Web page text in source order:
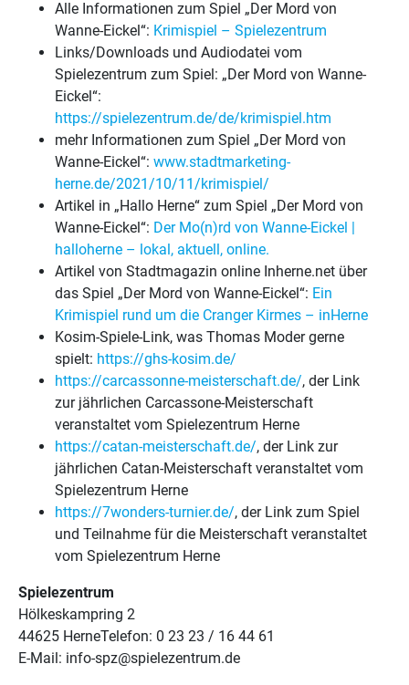
Alle Informationen zum Spiel „Der Mord von
Wanne-Eickel“: Krimispiel – Spielezentrum
Links/Downloads und Audiodatei vom
Spielezentrum zum Spiel: „Der Mord von Wanne-
Eickel“:
https://spielezentrum.de/de/krimispiel.htm
mehr Informationen zum Spiel „Der Mord von
Wanne-Eickel“: www.stadtmarketing-
herne.de/2021/10/11/krimispiel/
Artikel in „Hallo Herne“ zum Spiel „Der Mord von
Wanne-Eickel“: Der Mo(n)rd von Wanne-Eickel |
halloherne – lokal, aktuell, online.
Artikel von Stadtmagazin online Inherne.net über
das Spiel „Der Mord von Wanne-Eickel“: Ein
Krimispiel rund um die Cranger Kirmes – inHerne
Kosim-Spiele-Link, was Thomas Moder gerne
spielt: https://ghs-kosim.de/
https://carcassonne-meisterschaft.de/, der Link
zur jährlichen Carcassone-Meisterschaft
veranstaltet vom Spielezentrum Herne
https://catan-meisterschaft.de/, der Link zur
jährlichen Catan-Meisterschaft veranstaltet vom
Spielezentrum Herne
https://7wonders-turnier.de/, der Link zum Spiel
und Teilnahme für die Meisterschaft veranstaltet
vom Spielezentrum Herne
Spielezentrum
Hölkeskampring 2
44625 HerneTelefon: 0 23 23 / 16 44 61
E-Mail: info-spz@spielezentrum.de